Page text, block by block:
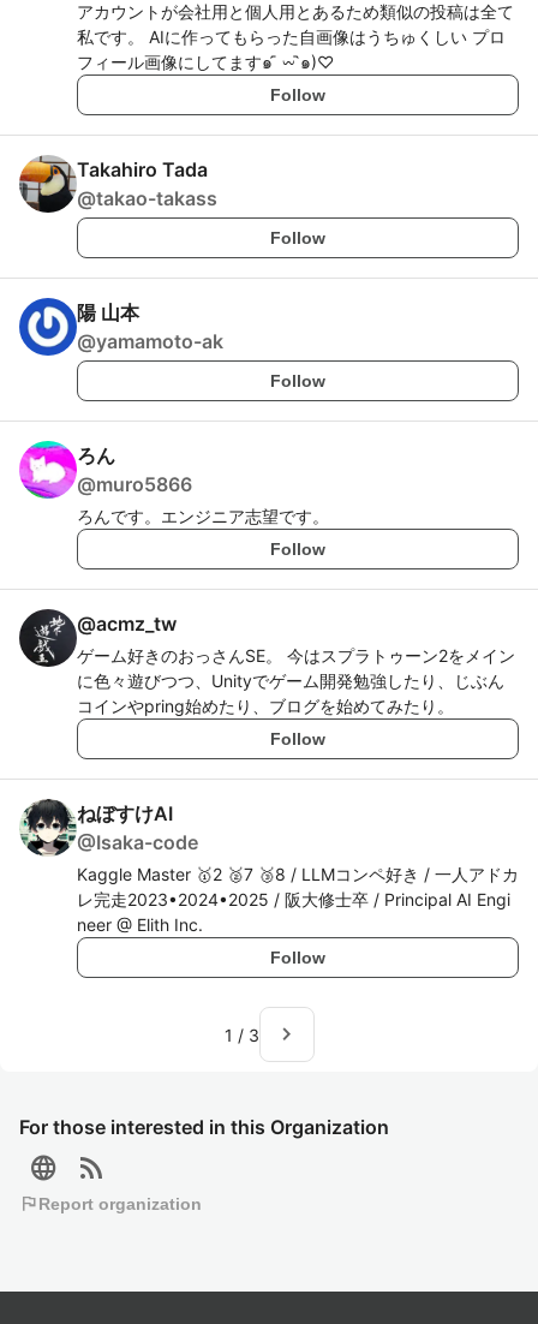
For those interested in this Organization
language rss_feed
flagReport organization
アカウントが会社用と個人用とあるため類似の投稿は全て
私です。 AIに作ってもらった自画像はうちゅくしい プロ
フィール画像にしてます๑ ᷇ 𖥦 ᷆๑)♡
Follow
Takahiro Tada
@takao-takass
Follow
陽 山本
@yamamoto-ak
Follow
ろん
@muro5866
ろんです。エンジニア志望です。
Follow
@acmz_tw
ゲーム好きのおっさんSE。 今はスプラトゥーン2をメイン
に色々遊びつつ、Unityでゲーム開発勉強したり、じぶん
コインやpring始めたり、ブログを始めてみたり。
Follow
ねぼすけAI
@Isaka-code
Kaggle Master 🥇2 🥈7 🥉8 / LLMコンペ好き / 一人アドカ
レ完走2023•2024•2025 / 阪大修士卒 / Principal AI Engi
neer @ Elith Inc.
Follow
1 / 3 navigate_next